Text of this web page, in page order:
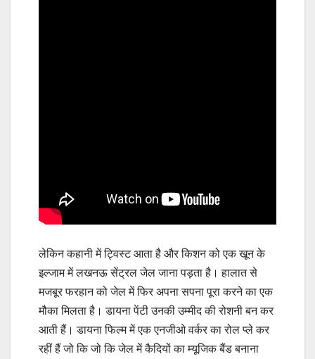
लेकिन कहानी में ट्विस्ट आता है और किशन को एक खून के
इल्जाम में लखनऊ सेंट्रल जेल जाना पड़ता है। हालात से
मजबूर फरहान को जेल में फिर अपना सपना पूरा करने का एक
मौका मिलता है। डायना पेंटी उनकी उम्मीद की रोशनी बन कर
आती हैं। डायना फिल्म में एक एनजीओ वर्कर का रोल प्ले कर
रहीं हैं जो कि जो कि जेल में कैदियों का म्यूजिक बैंड बनाना